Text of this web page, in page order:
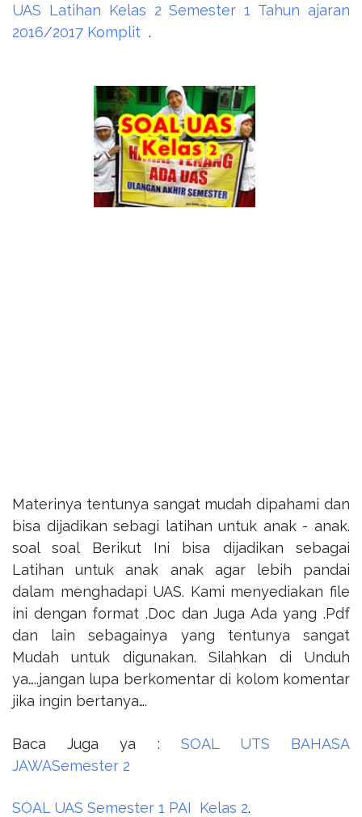
UAS Latihan Kelas 2 Semester 1 Tahun ajaran
2016/2017 Komplit .
Materinya tentunya sangat mudah dipahami dan
bisa dijadikan sebagi latihan untuk anak - anak.
soal soal Berikut Ini bisa dijadikan sebagai
Latihan untuk anak anak agar lebih pandai
dalam menghadapi UAS. Kami menyediakan file
ini dengan format .Doc dan Juga Ada yang .Pdf
dan lain sebagainya yang tentunya sangat
Mudah untuk digunakan. Silahkan di Unduh
ya…..jangan lupa berkomentar di kolom komentar
jika ingin bertanya….
Baca Juga ya :
SOAL UTS BAHASA
JAWASemester 2
SOAL UAS Semester 1 PAI Kelas 2.